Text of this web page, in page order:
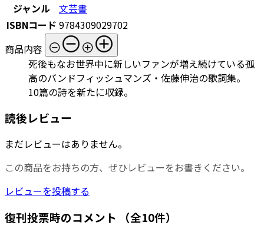
ジャンル
文芸書
ISBNコード 9784309029702
商品内容
死後もなお世界中に新しいファンが増え続けている孤
高のバンドフィッシュマンズ・佐藤伸治の歌詞集。
10篇の詩を新たに収録。
読後レビュー
まだレビューはありません。
この商品をお持ちの方、ぜひレビューをお書きください。
レビューを投稿する
復刊投票時のコメント （全10件）